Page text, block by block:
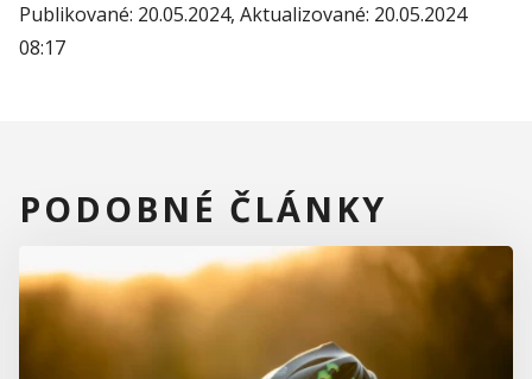
Publikované: 20.05.2024, Aktualizované: 20.05.2024
08:17
PODOBNÉ ČLÁNKY